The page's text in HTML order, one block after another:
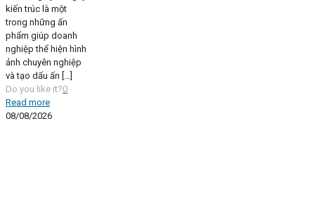
kiến trúc là một
trong những ấn
phẩm giúp doanh
nghiệp thể hiện hình
ảnh chuyên nghiệp
và tạo dấu ấn […]
Do you like it?0
Read more
08/08/2026